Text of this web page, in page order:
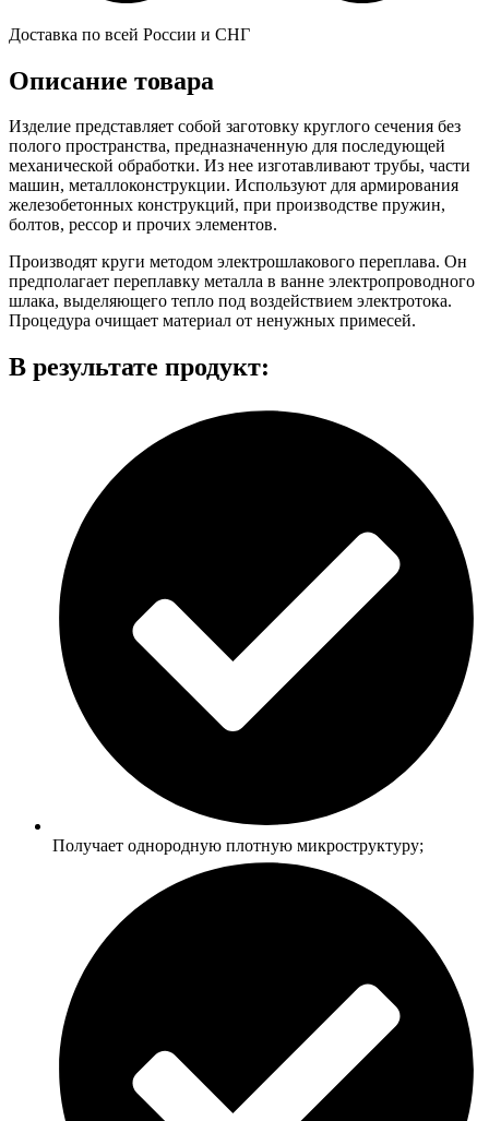
Доставка по всей России и СНГ
Описание товара
Изделие представляет собой заготовку круглого сечения без
полого пространства, предназначенную для последующей
механической обработки. Из нее изготавливают трубы, части
машин, металлоконструкции. Используют для армирования
железобетонных конструкций, при производстве пружин,
болтов, рессор и прочих элементов.
Производят круги методом электрошлакового переплава. Он
предполагает переплавку металла в ванне электропроводного
шлака, выделяющего тепло под воздействием электротока.
Процедура очищает материал от ненужных примесей.
В результате продукт:
Получает однородную плотную микроструктуру;